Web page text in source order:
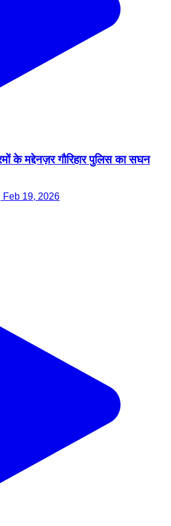
के मद्देनज़र गौरिहार पुलिस का सघन
Feb 19, 2026